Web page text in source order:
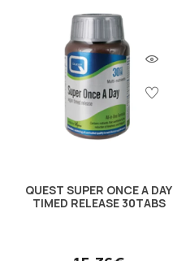
QUEST SUPER ONCE A DAY
TIMED RELEASE 30TABS